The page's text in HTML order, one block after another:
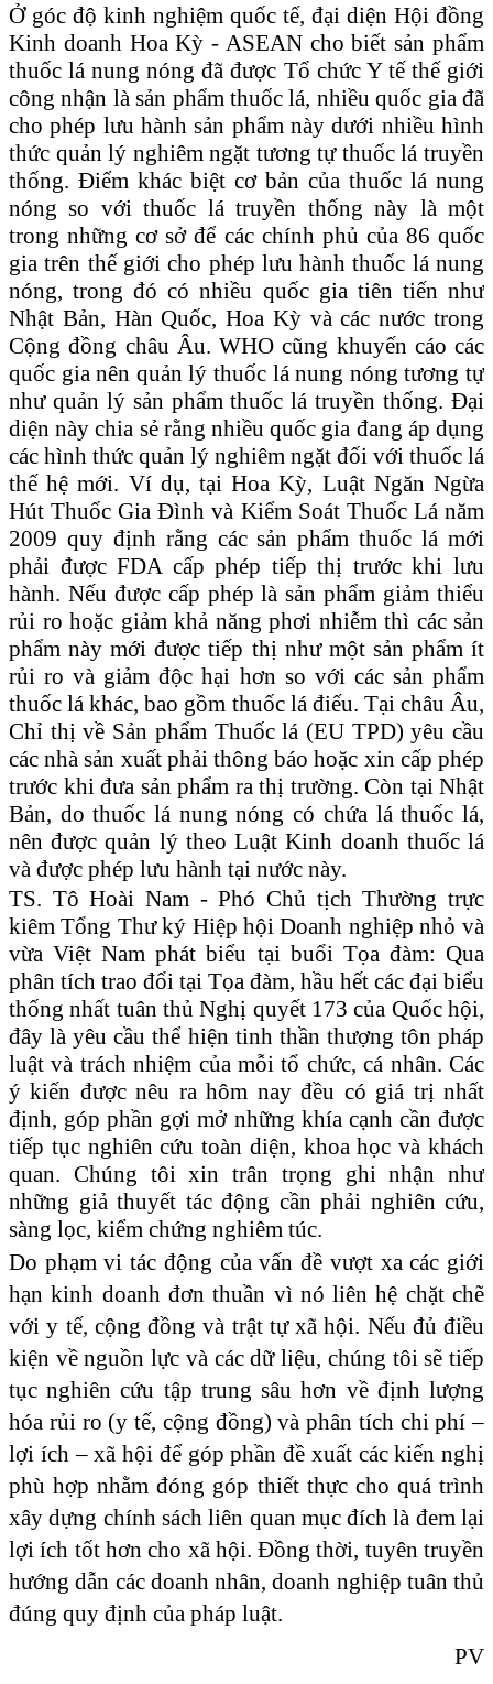
Ở góc độ kinh nghiệm quốc tế, đại diện Hội đồng
Kinh doanh Hoa Kỳ - ASEAN cho biết sản phẩm
thuốc lá nung nóng đã được Tổ chức Y tế thế giới
công nhận là sản phẩm thuốc lá, nhiều quốc gia đã
cho phép lưu hành sản phẩm này dưới nhiều hình
thức quản lý nghiêm ngặt tương tự thuốc lá truyền
thống. Điểm khác biệt cơ bản của thuốc lá nung
nóng so với thuốc lá truyền thống này là một
trong những cơ sở để các chính phủ của 86 quốc
gia trên thế giới cho phép lưu hành thuốc lá nung
nóng, trong đó có nhiều quốc gia tiên tiến như
Nhật Bản, Hàn Quốc, Hoa Kỳ và các nước trong
Cộng đồng châu Âu. WHO cũng khuyến cáo các
quốc gia nên quản lý thuốc lá nung nóng tương tự
như quản lý sản phẩm thuốc lá truyền thống. Đại
diện này chia sẻ rằng nhiều quốc gia đang áp dụng
các hình thức quản lý nghiêm ngặt đối với thuốc lá
thế hệ mới. Ví dụ, tại Hoa Kỳ, Luật Ngăn Ngừa
Hút Thuốc Gia Đình và Kiểm Soát Thuốc Lá năm
2009 quy định rằng các sản phẩm thuốc lá mới
phải được FDA cấp phép tiếp thị trước khi lưu
hành. Nếu được cấp phép là sản phẩm giảm thiểu
rủi ro hoặc giảm khả năng phơi nhiễm thì các sản
phẩm này mới được tiếp thị như một sản phẩm ít
rủi ro và giảm độc hại hơn so với các sản phẩm
thuốc lá khác, bao gồm thuốc lá điếu. Tại châu Âu,
Chỉ thị về Sản phẩm Thuốc lá (EU TPD) yêu cầu
các nhà sản xuất phải thông báo hoặc xin cấp phép
trước khi đưa sản phẩm ra thị trường. Còn tại Nhật
Bản, do thuốc lá nung nóng có chứa lá thuốc lá,
nên được quản lý theo Luật Kinh doanh thuốc lá
và được phép lưu hành tại nước này.
TS. Tô Hoài Nam -Phó Chủ tịchThường trực
kiêm Tổng Thư ký Hiệp hội Doanh nghiệp nhỏ và
vừa Việt Nam phát biểu tại buổi Tọa đàm: Qua
phân tích trao đổi tại Tọa đàm, hầu hết các đại biểu
thống nhất tuân thủ Nghị quyết 173 của Quốc hội,
đây là yêu cầu thể hiện tinh thần thượng tôn pháp
luật và trách nhiệm của mỗi tổ chức, cá nhân. Các
ý kiến được nêu ra hôm nay đều có giá trị nhất
định, góp phần gợi mở những khía cạnh cần được
tiếp tục nghiên cứu toàn diện, khoa học và khách
quan. Chúng tôi xin trân trọng ghi nhận như
những giả thuyết tác động cần phải nghiên cứu,
sàng lọc, kiểm chứng nghiêm túc.
Do phạm vi tác động của vấn đề vượt xa các giới
hạn kinh doanh đơn thuần vì nó liên hệ chặt chẽ
với y tế, cộng đồng và trật tự xã hội. Nếu đủ điều
kiện về nguồn lực và các dữ liệu, chúng tôi sẽ tiếp
tục nghiên cứu tập trung sâu hơn về định lượng
hóa rủi ro (y tế, cộng đồng) và phân tích chi phí –
lợi ích – xã hội để góp phần đề xuất các kiến nghị
phù hợp nhằm đóng góp thiết thực cho quá trình
xây dựng chính sách liên quan mục đích là đem lại
lợi ích tốt hơn cho xã hội. Đồng thời, tuyên truyền
hướng dẫn các doanh nhân, doanh nghiệp tuân thủ
đúng quy định của pháp luật.
PV